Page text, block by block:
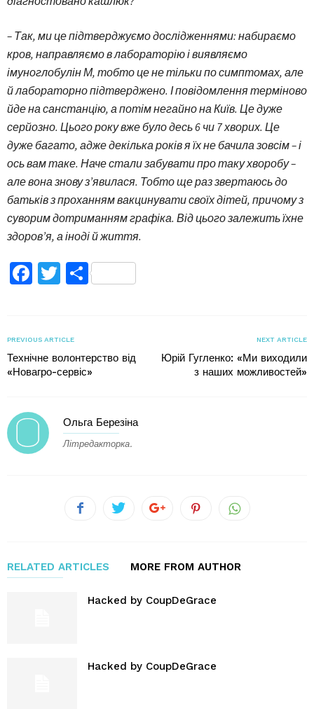
– Так, ми це підтверджуємо дослідженнями: набираємо
кров, направляємо в лабораторію і виявляємо
імуноглобулін М, тобто це не тільки по симптомах, але
й лабораторно підтверджено. І повідомлення терміново
йде на санстанцію, а потім негайно на Київ. Це дуже
серйозно. Цього року вже було десь 6 чи 7 хворих. Це
дуже багато, адже декілька років я їх не бачила зовсім – і
ось вам таке. Наче стали забувати про таку хворобу –
але вона знову з’явилася. Тобто ще раз звертаюсь до
батьків з проханням вакцинувати своїх дітей, причому з
суворим дотриманням графіка. Від цього залежить їхне
здоров’я, а іноді й життя.
Facebook
TwitterПоділитися
PREVIOUS ARTICLE
Технічне волонтерство від
«Новагро-сервіс»
NEXT ARTICLE
Юрій Гугленко: «Ми виходили
з наших можливостей»
Ольга Березіна
Літредакторка.
RELATED ARTICLES MORE FROM AUTHOR
Hacked by CoupDeGrace
Hacked by CoupDeGrace